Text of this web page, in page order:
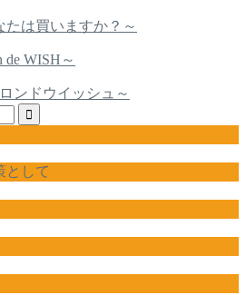
は買いますか？～
de WISH～
として